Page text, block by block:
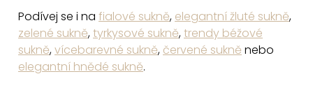
k
y
v
Podívej se i na fialové sukně, elegantní žluté sukně,
zelené sukně,tyrkysové sukně,trendy béžové
sukně,vícebarevné sukně, červené sukně nebo
elegantní hnědé sukně.